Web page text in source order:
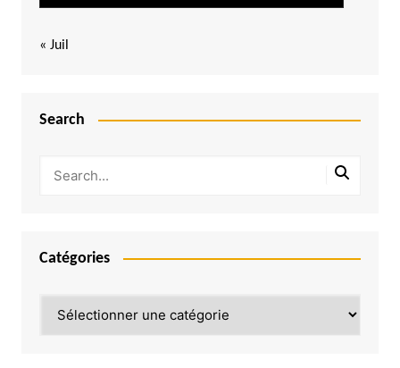
« Juil
Search
Catégories